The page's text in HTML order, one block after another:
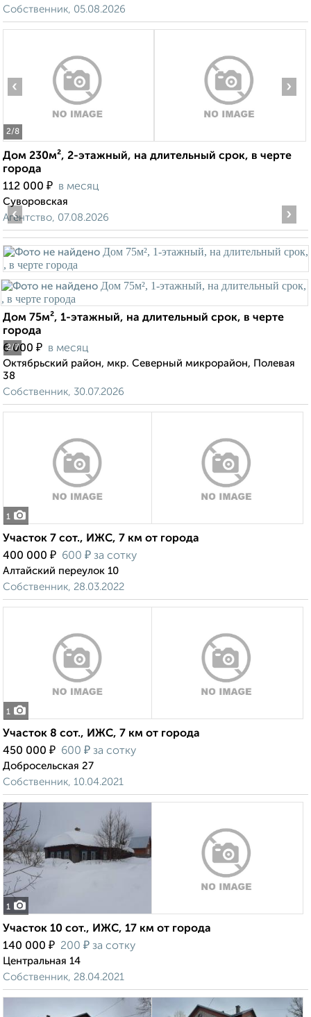
Собственник, 05.08.2026
2/8
‹ ›
Дом 230м², 2-этажный, на длительный срок, в черте
города
112 000 ₽ в месяц
Суворовская
Агентство, 07.08.2026
2/7
‹ ›
Дом 75м², 1-этажный, на длительный срок, в черте
города
6 000 ₽ в месяц
Октябрьский район, мкр. Северный микрорайон, Полевая
38
Собственник, 30.07.2026
1
Участок 7 сот., ИЖС, 7 км от города
400 000 ₽ 600 ₽ за сотку
Алтайский переулок 10
Собственник, 28.03.2022
1
Участок 8 сот., ИЖС, 7 км от города
450 000 ₽ 600 ₽ за сотку
Добросельская 27
Собственник, 10.04.2021
1
Участок 10 сот., ИЖС, 17 км от города
140 000 ₽ 200 ₽ за сотку
Центральная 14
Собственник, 28.04.2021